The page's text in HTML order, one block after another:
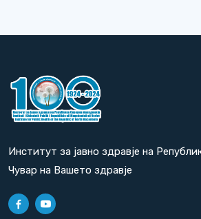
Институт за јавно здравје на
Чувар на Вашето здравје